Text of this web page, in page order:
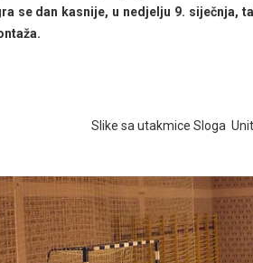
se dan kasnije, u nedjelju 9. siječnja,
Slike sa utakmice Sloga